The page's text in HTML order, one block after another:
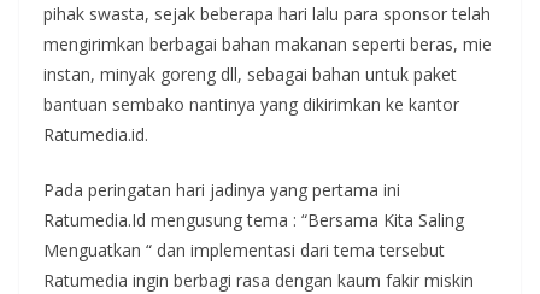
pihak swasta, sejak beberapa hari lalu para sponsor telah
mengirimkan berbagai bahan makanan seperti beras, mie
instan, minyak goreng dll, sebagai bahan untuk paket
bantuan sembako nantinya yang dikirimkan ke kantor
Ratumedia.id.
Pada peringatan hari jadinya yang pertama ini
Ratumedia.Id mengusung tema : “Bersama Kita Saling
Menguatkan “ dan implementasi dari tema tersebut
Ratumedia ingin berbagi rasa dengan kaum fakir miskin